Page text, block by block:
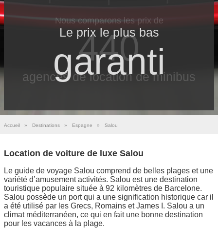
Nous comparons les prix de
440
agences de location de minibus
Le prix le​ plus bas
garanti
Accueil » Destinations » Espagne » Salou
Location de voiture de luxe Salou
Le guide de voyage Salou comprend de belles plages et une
variété d’amusement activités. Salou est une destination
touristique populaire située à 92 kilomètres de Barcelone.
Salou possède un port qui a une signification historique car il
a été utilisé par les Grecs, Romains et James I. Salou a un
climat méditerranéen, ce qui en fait une bonne destination
pour les vacances à la plage.